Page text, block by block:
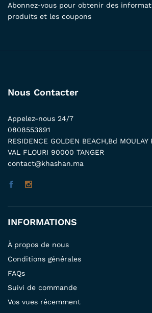
Abonnez-vous pour obtenir des
produits et les coupons
Nous Contacter
Appelez-nous 24/7
0808553691
RESIDENCE GOLDEN BEACH,Bd MOULAY
VAL FLOURI 90000 TANGER
contact@khashan.ma
INFORMATIONS
À propos de nous
Conditions générales
FAQs
Suivi de commande
Vos vues récemment